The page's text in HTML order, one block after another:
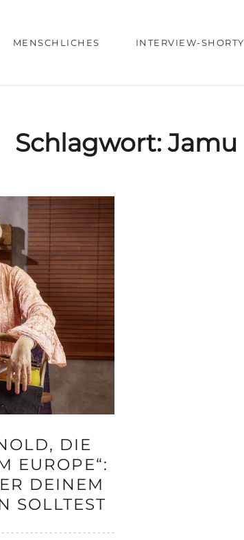
MENSCHLICHES INTERVIEW-SHORTY
Schlagwort:Jamu
DIE
EUROPE“:
DEINEM
SOLLTEST